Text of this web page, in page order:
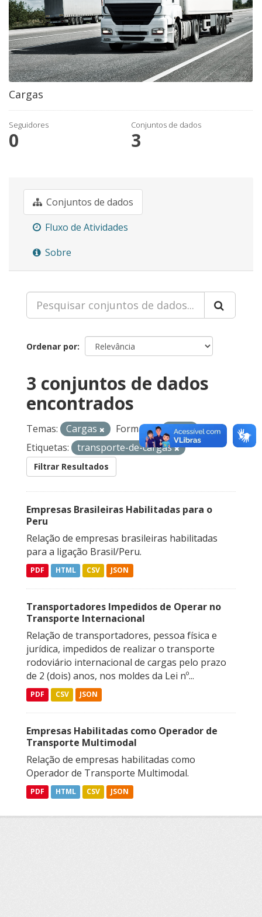
Cargas
Seguidores
0
Conjuntos de dados
3
Conjuntos de dados
Fluxo de Atividades
Sobre
Ordenar por
3 conjuntos de dados
encontrados
Temas: Cargas Formatos:
CSV
Etiquetas:
transporte-de-cargas
Filtrar Resultados
Empresas Brasileiras Habilitadas para o
Peru
Relação de empresas brasileiras habilitadas
para a ligação Brasil/Peru.
PDF HTML CSV JSON
Transportadores Impedidos de Operar no
Transporte Internacional
Relação de transportadores, pessoa física e
jurídica, impedidos de realizar o transporte
rodoviário internacional de cargas pelo prazo
de 2 (dois) anos, nos moldes da Lei nº...
PDF CSV JSON
Empresas Habilitadas como Operador de
Transporte Multimodal
Relação de empresas habilitadas como
Operador de Transporte Multimodal.
PDF HTML CSV JSON